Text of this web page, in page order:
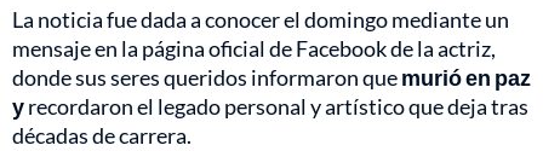
La noticia fue dada a conocer el domingo mediante un
mensaje en la página oficial de Facebook de la actriz,
donde sus seres queridos informaron quemurió en paz
yrecordaron el legado personal y artístico que deja tras
décadas de carrera.